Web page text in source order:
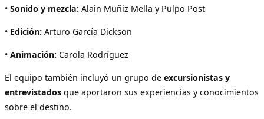
• Sonido y mezcla: Alain Muñiz Mella y Pulpo Post
• Edición: Arturo García Dickson
• Animación: Carola Rodríguez
El equipo también incluyó un grupo de excursionistas y
entrevistados que aportaron sus experiencias y conocimientos
sobre el destino.